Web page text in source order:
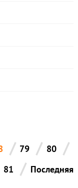
/ 79 / 80 /
81 / Последняя